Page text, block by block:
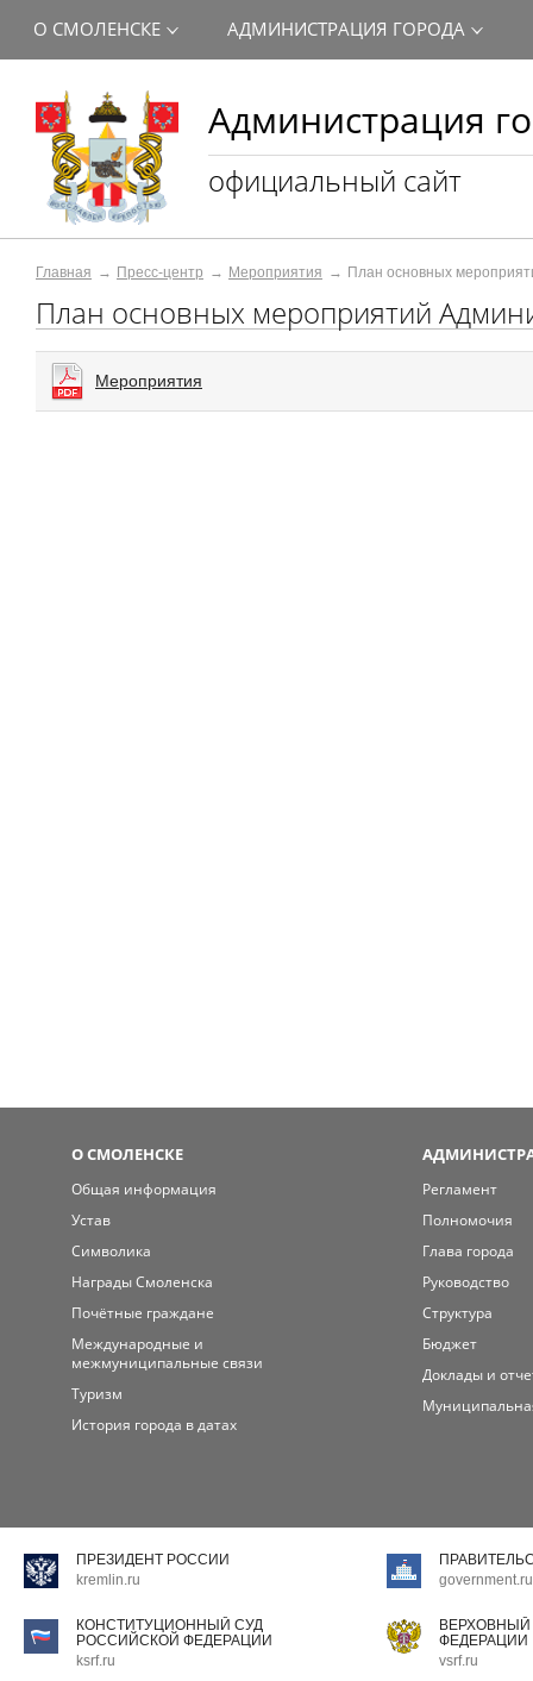
Администрация
официальный сайт
О СМОЛЕНСКЕ АДМИНИСТРАЦИЯ ГОРОДА
Главная Пресс-центр Мероприятия План основных
План основных мероприятий
Мероприятия
О СМОЛЕНСКЕ
Общая информация
Устав
Символика
Награды Смоленска
Почётные граждане
Международные и
межмуниципальные связи
Туризм
История города в датах
Регламент
Полномочия
Глава города
Руководство
Структура
Бюджет
Доклады и
ПРЕЗИДЕНТ РОССИИ
kremlin.ru
government.ru
КОНСТИТУЦИОННЫЙ СУД
РОССИЙСКОЙ ФЕДЕРАЦИИ
ksrf.ru
ФЕДЕРАЦИИ
vsrf.ru